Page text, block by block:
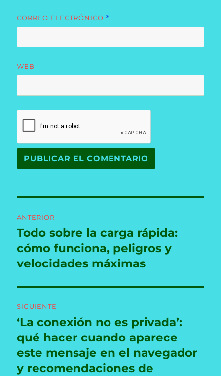
CORREO ELECTRÓNICO *
WEB
de
entradas
ANTERIOR
Entrada
anterior:
Todo sobre la carga rápida:
cómo funciona, peligros y
velocidades máximas
SIGUIENTE
Entrada
siguiente:
‘La conexión no es privada’:
qué hacer cuando aparece
este mensaje en el navegador
y recomendaciones de